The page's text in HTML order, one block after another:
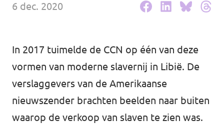
Werken bij Volt
Sprekersaanvraag
Volt There - Buitenlandstichting Volt
Charge - Wetenschappelijk Platform Volt
6 dec. 2020
In 2017 tuimelde de CCN op één van deze
vormen van moderne slavernij in Libië. De
verslaggevers van de Amerikaanse
nieuwszender brachten beelden naar buiten
waarop de verkoop van slaven te zien was.